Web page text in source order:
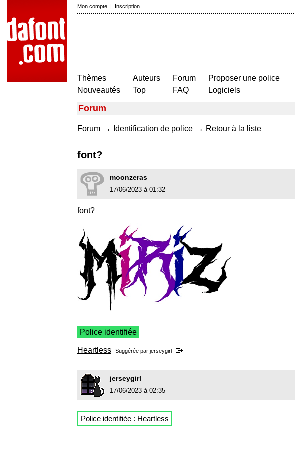
Mon compte | Inscription
Thèmes
Nouveautés
Auteurs
Top
Forum
FAQ
Proposer une police
Logiciels
Forum
Forum → Identification de police → Retour à la liste
font?
moonzeras
17/06/2023 à 01:32
font?
Police identifiée
Heartless Suggérée par jerseygirl
jerseygirl
17/06/2023 à 02:35
Police identifiée : Heartless